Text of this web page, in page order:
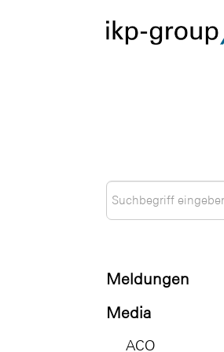
Meldungen
Media
ACO